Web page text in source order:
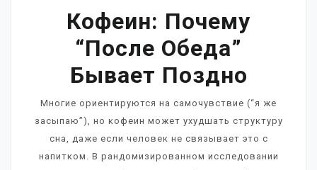
Кофеин: Почему
“после Обеда”
Бывает Поздно
Многие ориентируются на самочувствие (“я же
засыпаю”), но кофеин может ухудшать структуру
сна, даже если человек не связывает это с
напитком. В рандомизированном исследовании